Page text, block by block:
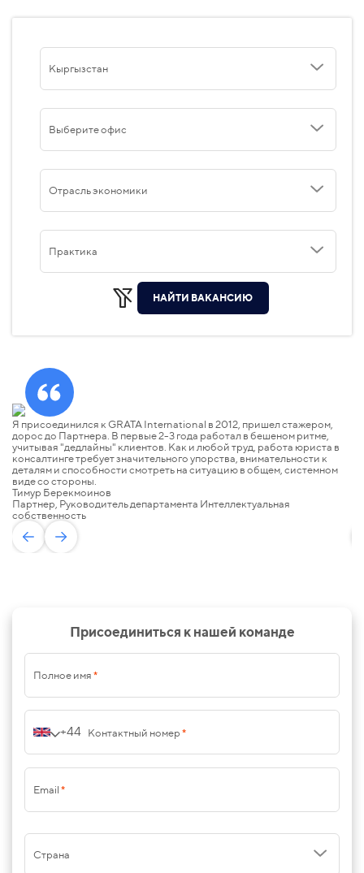
Кыргызстан
Выберите офис
Отрасль экономики
Практика
НАЙТИ ВАКАНСИЮ
Я присоединился к GRATA International в 2012, пришел стажером,
дорос до Партнера. В первые 2-3 года работал в бешеном ритме,
учитывая "дедлайны" клиентов. Как и любой труд, работа юриста в
консалтинге требует значительного упорства, внимательности к
деталям и способности смотреть на ситуацию в общем, системном
виде со стороны.
Тимур Берекмоинов
Партнер, Руководитель департамента Интеллектуальная
собственность
Присоединиться к нашей команде
Полное имя*
+44 Контактный номер*
Email*
Страна